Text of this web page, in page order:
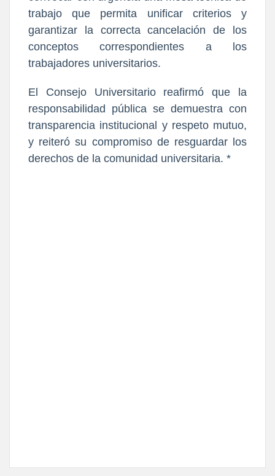
trabajo que permita unificar criterios y
garantizar la correcta cancelación de los
conceptos correspondientes a los
trabajadores universitarios.
El Consejo Universitario reafirmó que la
transparencia institucional y respeto mutuo,
y reiteró su compromiso de resguardar los
derechos de la comunidad universitaria. *